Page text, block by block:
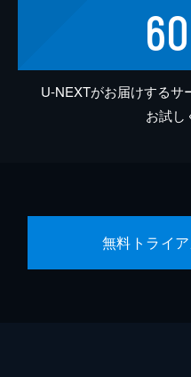
U-NEXTがお届けするサ
お試し
無料トライ